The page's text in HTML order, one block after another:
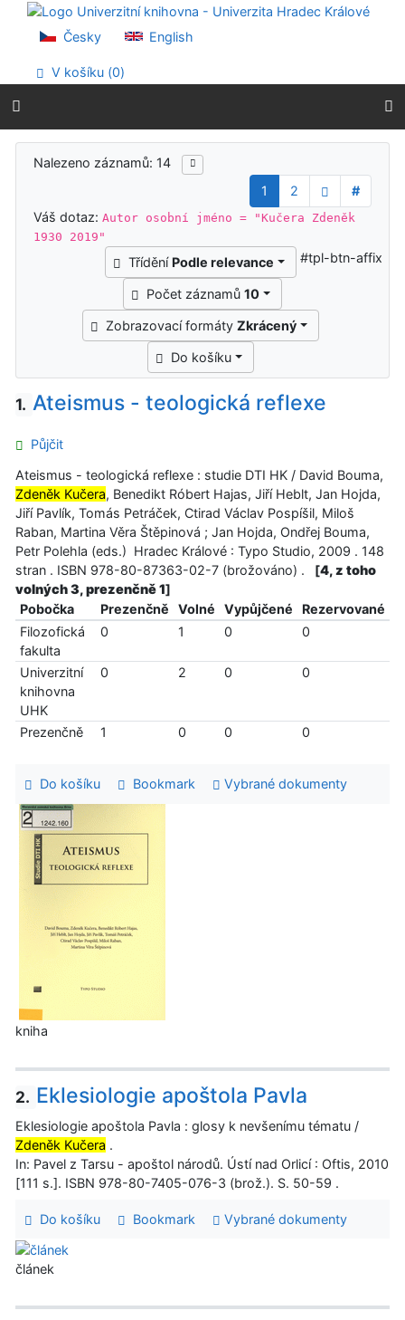
Přejít na obsah
Přejít na menu
Prohlášení o webové přístupnosti
Česky English
V košíku (0)
Výsledky vyhledávání
Nalezeno záznamů: 14
1
2
#
Váš dotaz:Autor osobní jméno = "Kučera Zdeněk
1930 2019"
Třídění Podle relevance
Počet záznamů 10
Zobrazovací formáty Zkrácený
Do košíku
#tpl-btn-affix
1. Ateismus - teologická reflexe
Půjčit
Ateismus - teologická reflexe : studie DTI HK / David Bouma,
Zdeněk Kučera, Benedikt Róbert Hajas, Jiří Heblt, Jan Hojda,
Jiří Pavlík, Tomás Petráček, Ctirad Václav Pospíšil, Miloš
Raban, Martina Věra Štěpinová ; Jan Hojda, Ondřej Bouma,
Petr Polehla (eds.) Hradec Králové : Typo Studio, 2009 . 148
stran . ISBN 978-80-87363-02-7 (brožováno) .
[4, z toho
volných 3, prezenčně 1]
Pobočka
Prezenčně Volné Vypůjčené
Rezervované
Filozofická
fakulta
0 1 0 0
Univerzitní
knihovna
UHK
0 2 0 0
Prezenčně 1 0 0 0
Do košíku Bookmark Vybrané dokumenty
kniha
2. Eklesiologie apoštola Pavla
Eklesiologie apoštola Pavla : glosy k nevšenímu tématu /
Zdeněk Kučera .
In: Pavel z Tarsu - apoštol národů. Ústí nad Orlicí : Oftis, 2010
[111 s.]. ISBN 978-80-7405-076-3 (brož.). S. 50-59 .
Do košíku Bookmark Vybrané dokumenty
článek